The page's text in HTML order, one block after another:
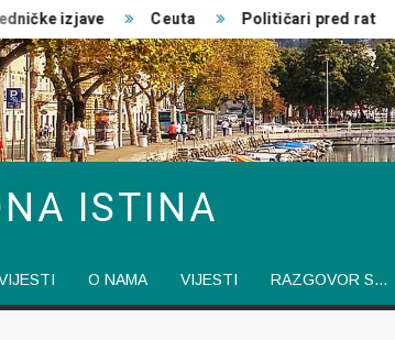
izjave Ceuta Političari pred rat
ISTINA
O NAMA VIJESTI RAZGOVOR S…